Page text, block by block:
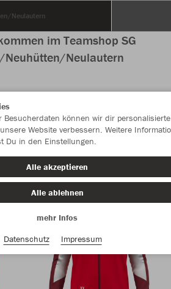
Neulautern
im Teamshop SG
Neuhütten/Neulautern
Farbe
Besucherdaten können wir dir personalisierte
Website verbessern. Weitere
Du in den Einstellungen.
Alle akzeptieren
Alle ablehnen
mehr Infos
Datenschutz
Impressum